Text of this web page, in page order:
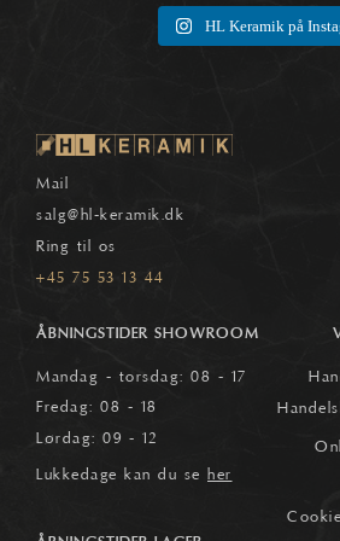
HL Keramik på
Mail
salg@hl-keramik.dk
Ring til os
+45 75 53 13 44
ÅBNINGSTIDER SHOWROOM
Mandag - torsdag: 08 - 17
Fredag: 08 - 18
Lørdag: 09 - 12
Lukkedage kan du se her